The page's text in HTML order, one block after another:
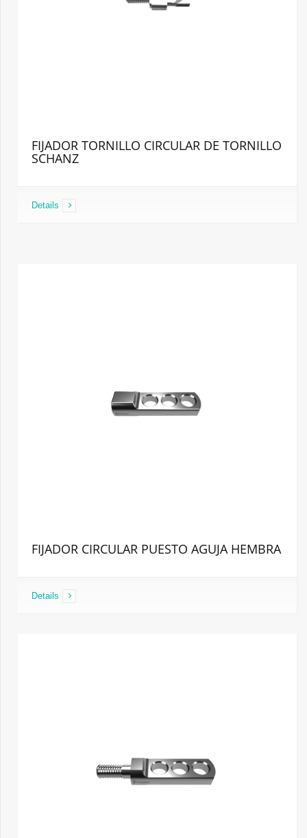
FIJADOR TORNILLO CIRCULAR DE TORNILLO
SCHANZ
Details
FIJADOR CIRCULAR PUESTO AGUJA HEMBRA
Details